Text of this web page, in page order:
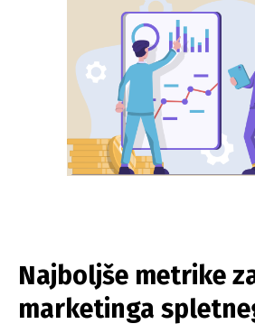
Najboljše metrike
marketinga